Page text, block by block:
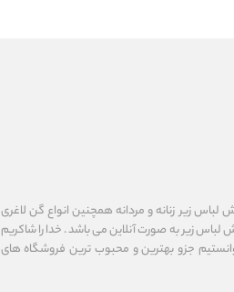
فعالیت خود را از سال 1390 در زمینه فروش لباس زیر زنانه و مردانه همچنین انواع گن لاغری
لباس زیر به صورت آنلاین می باشد . خدا را شاکریم
جزو بهترین و محبوب ترین فروشگاه های